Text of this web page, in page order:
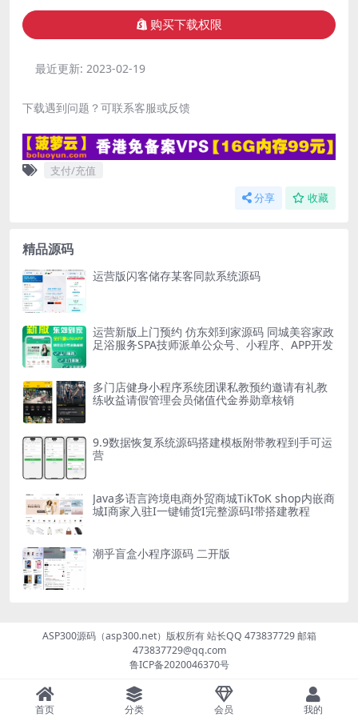
购买下载权限
最近更新: 2023-02-19
下载遇到问题？可联系客服或反馈
支付/充值
分享 收藏
精品源码
运营版闪客储存某客同款系统源码
运营新版上门预约 仿东郊到家源码 同城美容家政
足浴服务SPA技师派单公众号、小程序、APP开发
多门店健身小程序系统团课私教预约邀请有礼教
练收益请假管理会员储值代金券勋章核销
9.9数据恢复系统源码搭建模板附带教程到手可运
营
Java多语言跨境电商外贸商城TikToK shop内嵌商
城I商家入驻I一键铺货I完整源码I带搭建教程
潮乎盲盒小程序源码 二开版
ASP300源码（asp300.net）版权所有 站长QQ 473837729 邮箱
473837729@qq.com
鲁ICP备2020046370号
首页 分类 会员 我的